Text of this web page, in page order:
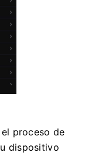
proceso de
dispositivo